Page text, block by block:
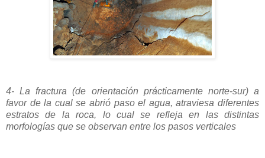
4- La fractura (de orientación prácticamente norte-sur) a
favor de la cual se abrió paso el agua, atraviesa diferentes
estratos de la roca, lo cual se refleja en las distintas
morfologías que se observan entre los pasos verticales